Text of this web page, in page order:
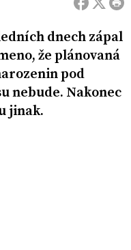
dnech zápal
že plánovaná
pod
nebude. Nakonec
jinak.